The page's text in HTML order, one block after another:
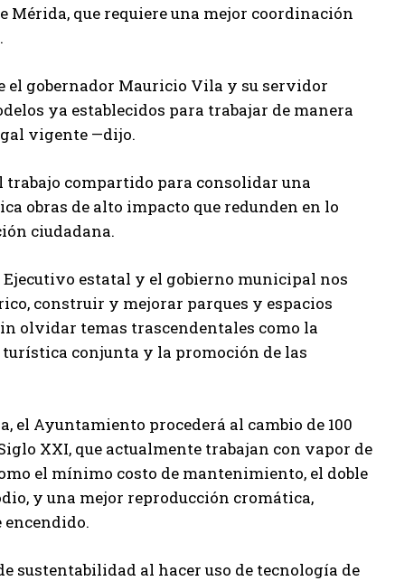
que requiere una mejor coordinación
el gobernador Mauricio Vila y su servidor
ya establecidos para trabajar de manera
vigente —dijo.
trabajo compartido para consolidar una
obras de alto impacto que redunden en lo
ciudadana.
estatal y el gobierno municipal nos
construir y mejorar parques y espacios
olvidar temas trascendentales como la
conjunta y la promoción de las
el Ayuntamiento procederá al cambio de 100
XXI, que actualmente trabajan con vapor de
el mínimo costo de mantenimiento, el doble
y una mejor reproducción cromática,
sustentabilidad al hacer uso de tecnología de